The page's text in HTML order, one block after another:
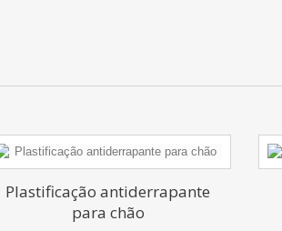
Plastificação antiderrapante
para chão